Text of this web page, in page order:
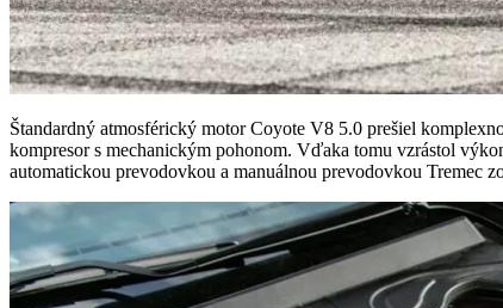
Štandardný atmosférický motor Coyote V8 5.0 prešiel
kompresor s mechanickým pohonom. Vďaka tomu vzrástol
automatickou prevodovkou a manuálnou prevodovkou Tremec